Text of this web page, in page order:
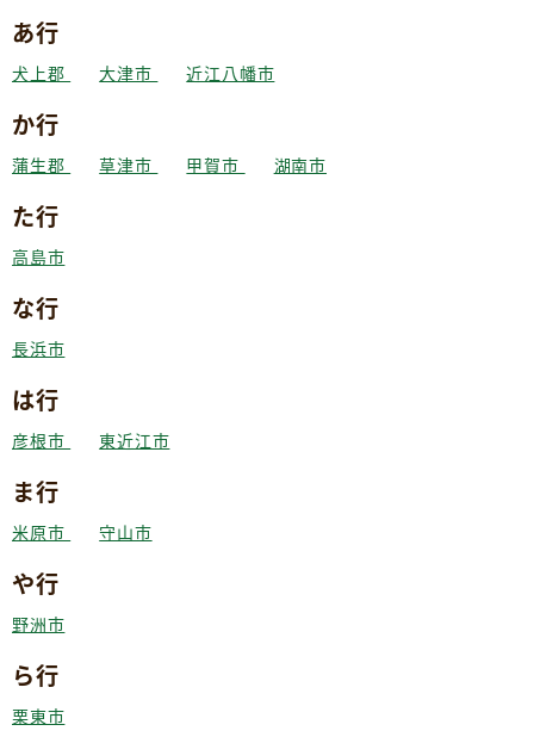
あ行
犬上郡 大津市 近江八幡市
か行
蒲生郡 草津市 甲賀市 湖南市
た行
高島市
な行
長浜市
は行
彦根市 東近江市
ま行
米原市 守山市
や行
野洲市
ら行
栗東市